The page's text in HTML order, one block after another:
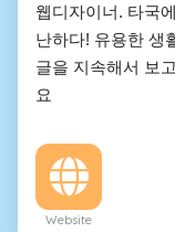
웹디자이너. 타국
난하다! 유용한 생
글을 지속해서 보
요
Website